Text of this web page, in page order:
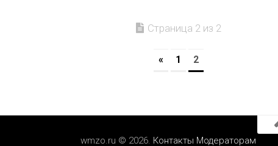
Страница 2 из 2
« 1 2
wmzo.ru © 2026. Контакты Модераторам